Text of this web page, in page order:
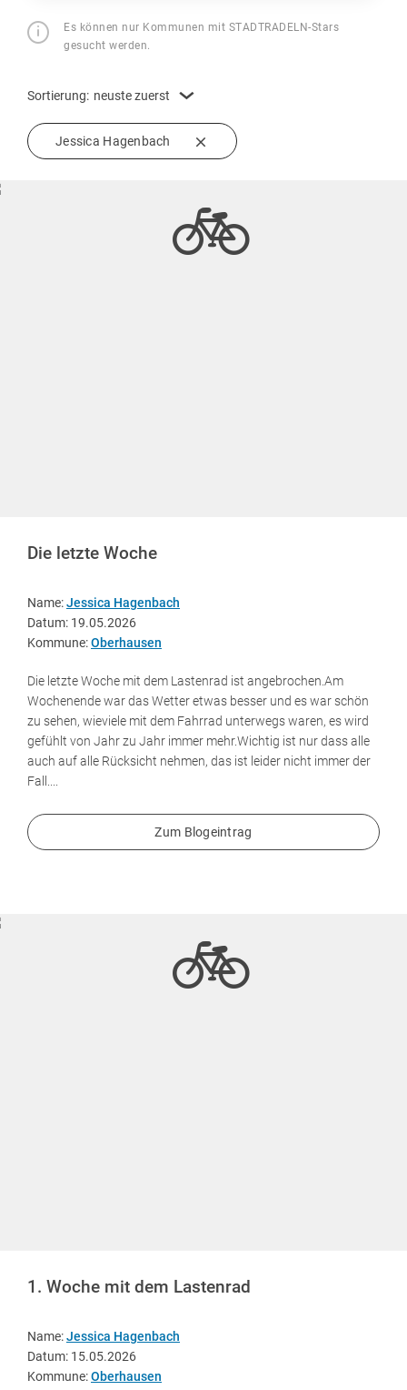
Es können nur Kommunen mit STADTRADELN-Stars
gesucht werden.
Jessica Hagenbach
Sortierung: neuste zuerst
Die letzte Woche
Name:Jessica Hagenbach
Datum: 19.05.2026
Kommune:Oberhausen
Die letzte Woche mit dem Lastenrad ist angebrochen.Am
Wochenende war das Wetter etwas besser und es war schön
zu sehen, wieviele mit dem Fahrrad unterwegs waren, es wird
gefühlt von Jahr zu Jahr immer mehr.Wichtig ist nur dass alle
auch auf alle Rücksicht nehmen, das ist leider nicht immer der
Fall....
Zum Blogeintrag
1. Woche mit dem Lastenrad
Name:Jessica Hagenbach
Datum: 15.05.2026
Kommune:Oberhausen